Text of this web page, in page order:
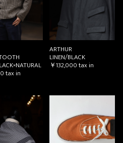
tax in
ARTHUR
LINEN/BLACK
￥132,000tax in